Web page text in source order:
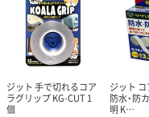
ジット 手で切れるコア
ラグリップ KG-CUT 1
個
ジット
防水・防
明 K…